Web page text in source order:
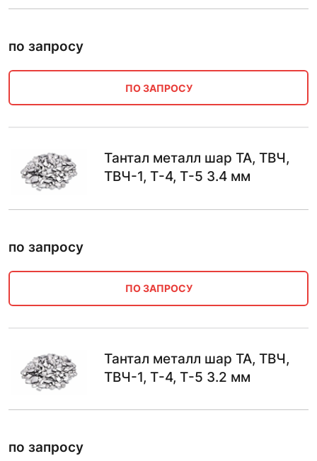
по запросу
ПО ЗАПРОСУ
Тантал металл шар ТА, ТВЧ,
ТВЧ-1, Т-4, Т-5 3.4 мм
по запросу
ПО ЗАПРОСУ
Тантал металл шар ТА, ТВЧ,
ТВЧ-1, Т-4, Т-5 3.2 мм
по запросу